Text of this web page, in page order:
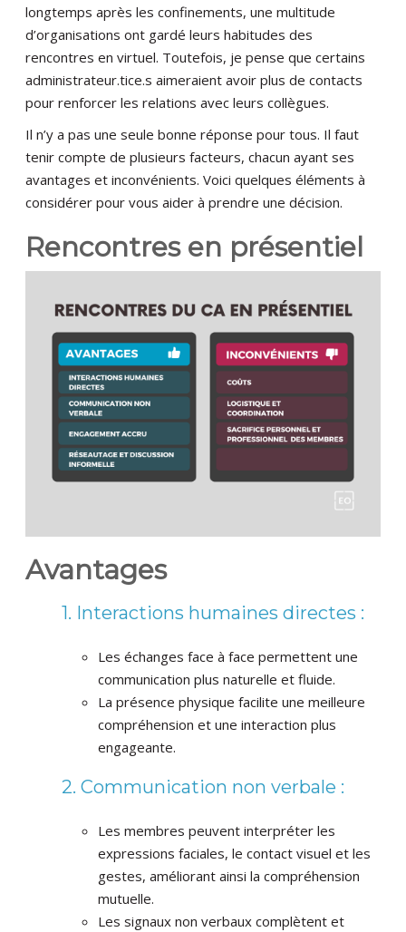
longtemps après les confinements, une multitude
d’organisations ont gardé leurs habitudes des
rencontres en virtuel. Toutefois, je pense que certains
administrateur.tice.s aimeraient avoir plus de contacts
pour renforcer les relations avec leurs collègues.
Il n’y a pas une seule bonne réponse pour tous. Il faut
tenir compte de plusieurs facteurs, chacun ayant ses
avantages et inconvénients. Voici quelques éléments à
considérer pour vous aider à prendre une décision.
Rencontres en présentiel
Avantages
1. Interactions humaines directes :
Les échanges face à face permettent une
communication plus naturelle et fluide.
La présence physique facilite une meilleure
compréhension et une interaction plus
engageante.
2. Communication non verbale :
Les membres peuvent interpréter les
expressions faciales, le contact visuel et les
gestes, améliorant ainsi la compréhension
mutuelle.
Les signaux non verbaux complètent et